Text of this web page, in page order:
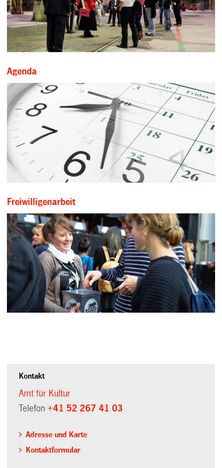
Agenda
Freiwilligenarbeit
Kontakt
Amt für Kultur
Telefon+41 52 267 41 03
Adresse und Karte
Kontaktformular